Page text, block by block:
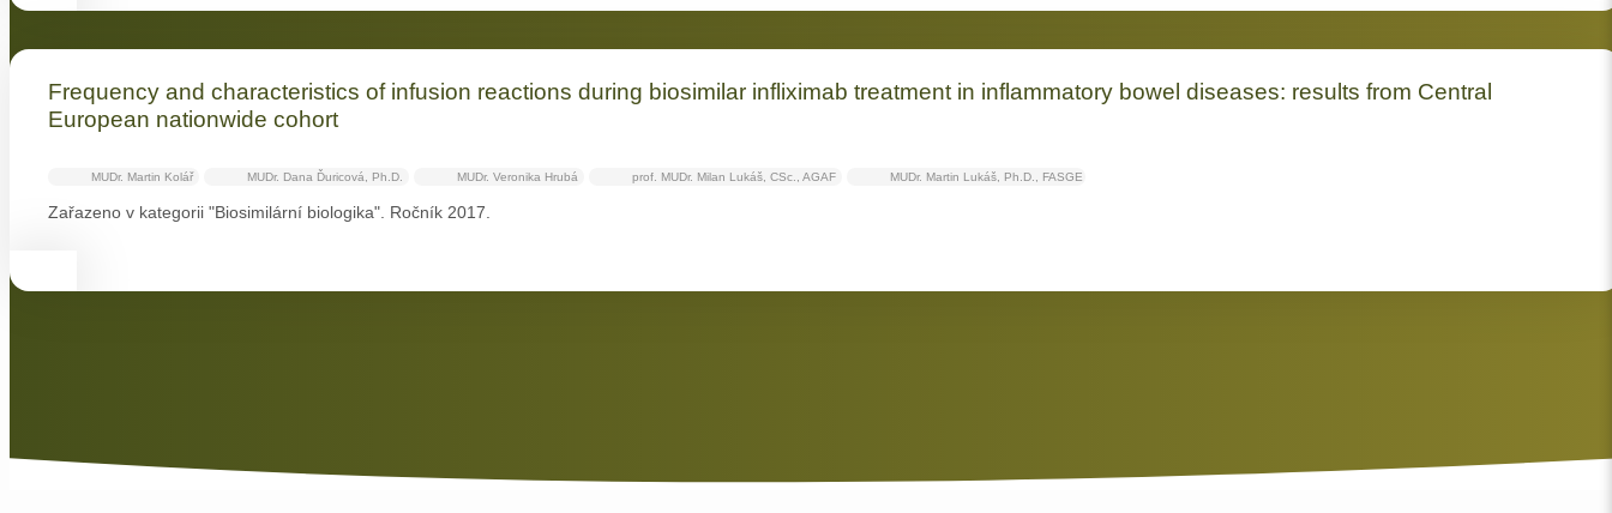
Frequency and characteristics of infusion reactions during biosimilar infliximab treatment in inflammatory bowel diseases: results from Central
European nationwide cohort
MUDr. Martin Kolář MUDr. Dana Ďuricová, Ph.D. MUDr. Veronika Hrubá prof. MUDr. Milan Lukáš, CSc., AGAF MUDr. Martin Lukáš, Ph.D., FASGE
Zařazeno v kategorii "Biosimilární biologika". Ročník 2017.